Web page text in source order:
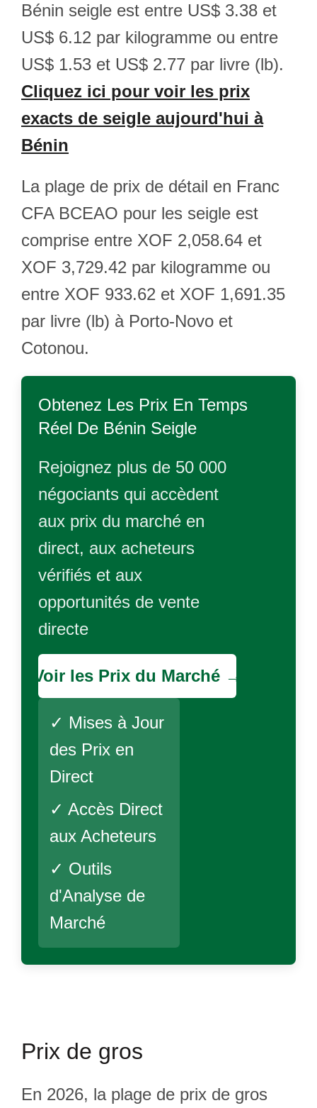
Bénin seigle est entre US$ 3.38 et
US$ 6.12 par kilogramme ou entre
US$ 1.53 et US$ 2.77 par livre (lb).
Cliquez ici pour voir les prix
exacts de seigle aujourd'hui à
Bénin
La plage de prix de détail en Franc
CFA BCEAO pour les seigle est
comprise entre XOF 2,058.64 et
XOF 3,729.42 par kilogramme ou
entre XOF 933.62 et XOF 1,691.35
par livre (lb) à Porto-Novo et
Cotonou.
Obtenez Les Prix En Temps
Réel De Bénin Seigle
Rejoignez plus de 50 000
négociants qui accèdent
aux prix du marché en
direct, aux acheteurs
vérifiés et aux
opportunités de vente
directe
Voir les Prix du Marché →
✓ Mises à Jour
des Prix en
Direct
✓ Accès Direct
aux Acheteurs
✓ Outils
d'Analyse de
Marché
Prix de gros
En 2026, la plage de prix de gros